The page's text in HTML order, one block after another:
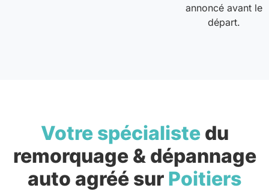
annoncé avant le
départ.
Votre spécialistedu
remorquage & dépannage
auto agréé sur Poitiers